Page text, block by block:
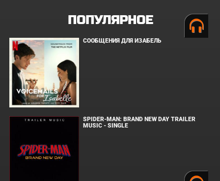
ПОПУЛЯРНОЕ
СООБЩЕНИЯ ДЛЯ ИЗАБЕЛЬ
SPIDER-MAN: BRAND NEW DAY TRAILER
MUSIC - SINGLE